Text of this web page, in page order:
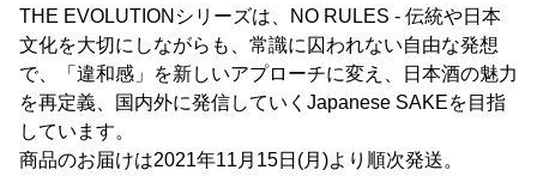
THE EVOLUTIONシリーズは、NO RULES - 伝統や日本
文化を大切にしながらも、常識に囚われない自由な発想
で、「違和感」を新しいアプローチに変え、日本酒の魅力
を再定義、国内外に発信していくJapanese SAKEを目指
しています。
商品のお届けは2021年11月15日(月)より順次発送。